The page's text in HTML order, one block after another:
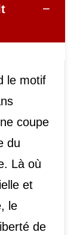
−
le motif
coupe
du
Là où
et
le
de